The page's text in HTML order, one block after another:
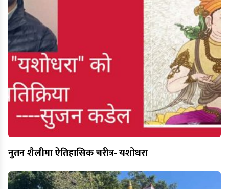
नुतन शैलीमा ऐतिहासिक चरीत्र- यशोधरा